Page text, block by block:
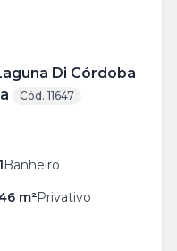
Di Córdoba
Cód. 11647
1Banheiro
m²Privativo